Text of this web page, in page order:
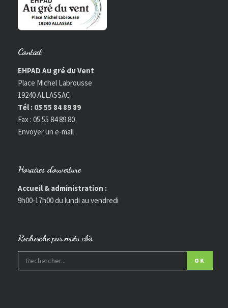
Contact
EHPAD Au gré du Vent
Place Michel Labrousse
19240 ALLASSAC
Tél : 05 55 84 89 89
Fax : 05 55 84 89 80
Envoyer un e-mail
Horaires d’ouverture
Accueil & administration :
9h00-17h00 du lundi au vendredi
Recherche par mots clés
OK